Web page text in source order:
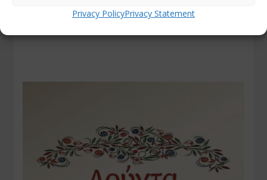
Privacy PolicyPrivacy Statement